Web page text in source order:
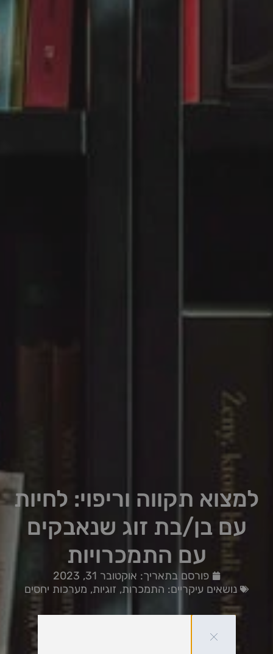
למצוא תקווה וריפוי: לחיות
עם בן/בת זוג שנאבקים
עם התמכרויות
פורסם בתאריך: אוקטובר 31, 2023
נושאים עיקריים: התמכרות, זוגיות, מערכות יחסים